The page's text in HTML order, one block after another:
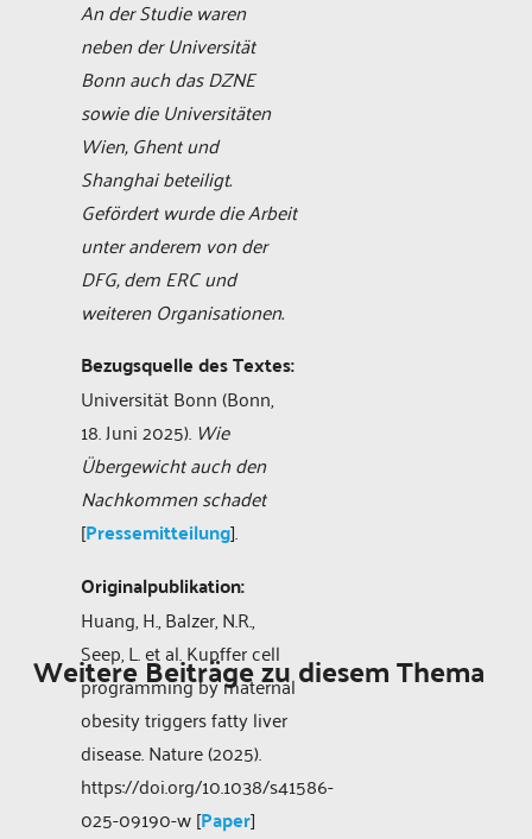
An der Studie waren
neben der Universität
Bonn auch das DZNE
sowie die Universitäten
Wien, Ghent und
Shanghai beteiligt.
Gefördert wurde die Arbeit
unter anderem von der
DFG, dem ERC und
weiteren Organisationen.
Bezugsquelle des Textes:
Universität Bonn (Bonn,
18. Juni 2025). Wie
Übergewicht auch den
Nachkommen schadet
[Pressemitteilung].
Originalpublikation:
Huang, H., Balzer, N.R.,
Seep, L. et al. Kupffer cell
programming by maternal
obesity triggers fatty liver
disease. Nature (2025).
https://doi.org/10.1038/s41586-
025-09190-w [Paper]
Weitere Beiträge zu diesem Thema